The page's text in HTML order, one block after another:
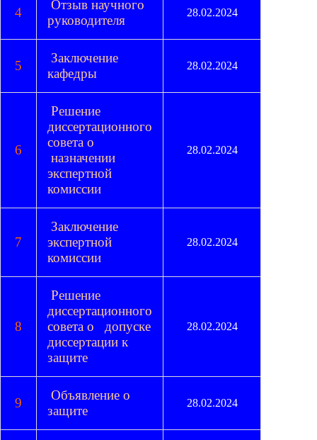
4
Отзыв научного
руководителя
28.02.2024
5
Заключение
кафедры
28.02.2024
6
Решение
диссертационного
совета о
назначении
экспертной
комиссии
28.02.2024
7
Заключение
экспертной
комиссии
28.02.2024
8
Решение
диссертационного
совета о допуске
диссертации к
защите
28.02.2024
9
Объявление о
защите
28.02.2024